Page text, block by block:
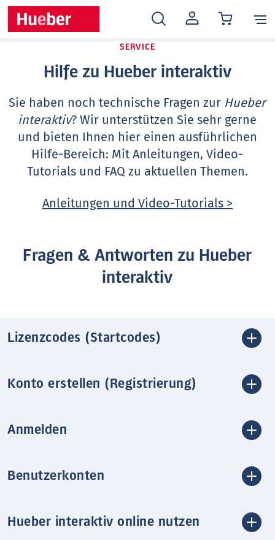
MEIN
KONTO
SERVICE
Hilfe zu Hueber interaktiv
Sie haben noch technische Fragen zur Hueber
interaktiv? Wir unterstützen Sie sehr gerne
und bieten Ihnen hier einen ausführlichen
Hilfe-Bereich: Mit Anleitungen, Video-
Tutorials und FAQ zu aktuellen Themen.
Anleitungen und Video-Tutorials >
Fragen & Antworten zu Hueber
interaktiv
Lizenzcodes (Startcodes)
Konto erstellen (Registrierung)
Anmelden
Benutzerkonten
Hueber interaktiv online nutzen